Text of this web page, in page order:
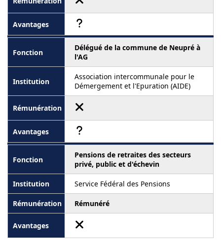
Délégué de la commune de Neupré à
l'AG
Association intercommunale pour le
Démergement et l'Epuration (AIDE)
Pensions de retraites des secteurs
privé, public et d'échevin
Service Fédéral des Pensions
Rémunéré